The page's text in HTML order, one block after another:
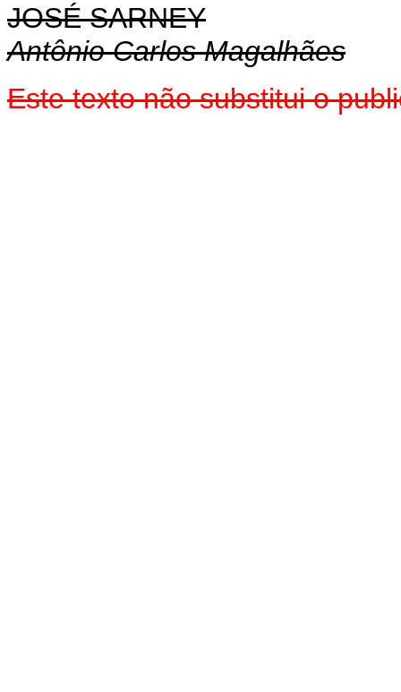
JOSÉ SARNEY
Antônio Carlos Magalhães
Este texto não substitui o